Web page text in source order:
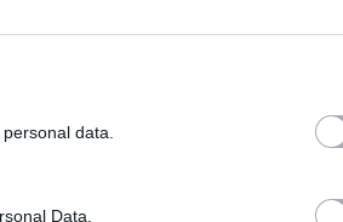
data.
Data.
12/